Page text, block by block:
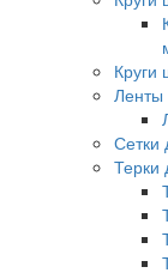
Сетки
Терки